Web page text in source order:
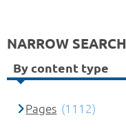
NARROW SEARCH
By content type
Pages (1112)